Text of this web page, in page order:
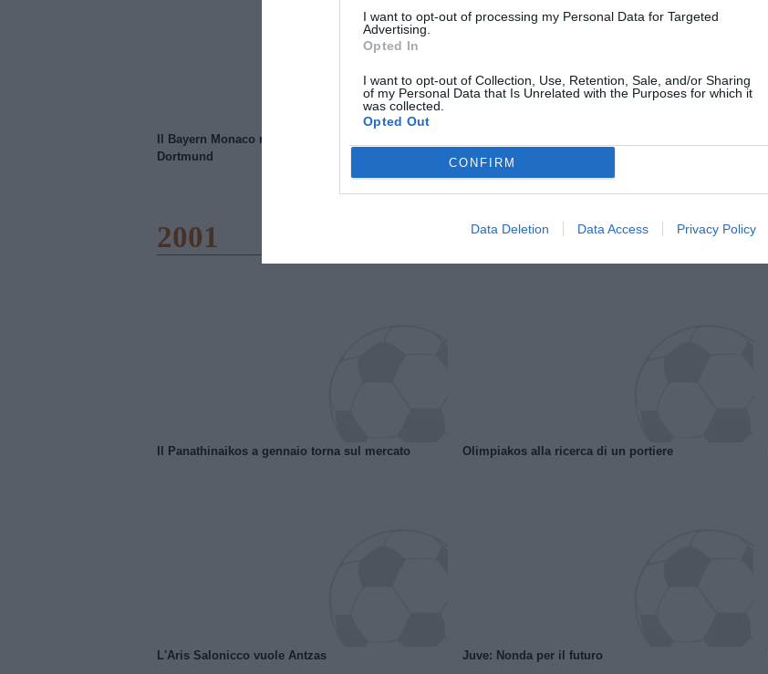
I want to opt-out of processing my Personal Data for Targeted
Advertising.
Opted In
I want to opt-out of Collection, Use, Retention, Sale, and/or Sharing
of my Personal Data that Is Unrelated with the Purposes for which it
was collected.
Opted Out
CONFIRM
Data Deletion Data Access Privacy Policy
Il Bayern Monaco ridimensiona il Borussia
Dortmund
2001
Il Panathinaikos a gennaio torna sul mercato Olimpiakos alla ricerca di un portiere
L'Aris Salonicco vuole Antzas Juve: Nonda per il futuro